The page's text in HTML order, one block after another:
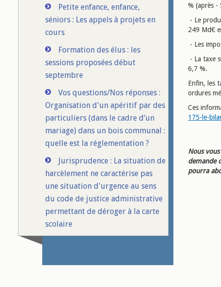
Petite enfance, enfance,
séniors : Les appels à projets en
cours
Formation des élus : les
sessions proposées début
septembre
Vos questions/Nos réponses :
Organisation d'un apéritif par des
particuliers (dans le cadre d’un
mariage) dans un bois communal :
quelle est la réglementation ?
Jurisprudence : La situation de
harcèlement ne caractérise pas
une situation d'urgence au sens
du code de justice administrative
permettant de déroger à la carte
scolaire
% (après
- Le
249 Md€
- Les
- La taxe
6,7 %.
Enfin, les
ordures
Ces
175-le-
Nous
demande
pourra